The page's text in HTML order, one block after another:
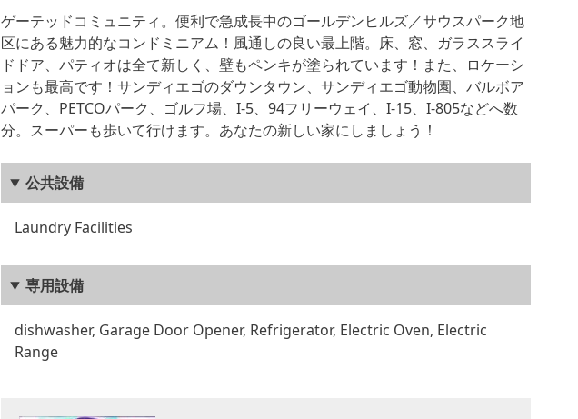
ゲーテッドコミュニティ。便利で急成長中のゴールデンヒルズ／サウスパーク地
区にある魅力的なコンドミニアム！風通しの良い最上階。床、窓、ガラススライ
ドドア、パティオは全て新しく、壁もペンキが塗られています！また、ロケーシ
ョンも最高です！サンディエゴのダウンタウン、サンディエゴ動物園、バルボア
パーク、PETCOパーク、ゴルフ場、I-5、94フリーウェイ、I-15、I-805などへ数
分。スーパーも歩いて行けます。あなたの新しい家にしましょう！
公共設備
Laundry Facilities
専用設備
dishwasher, Garage Door Opener, Refrigerator, Electric Oven, Electric
Range